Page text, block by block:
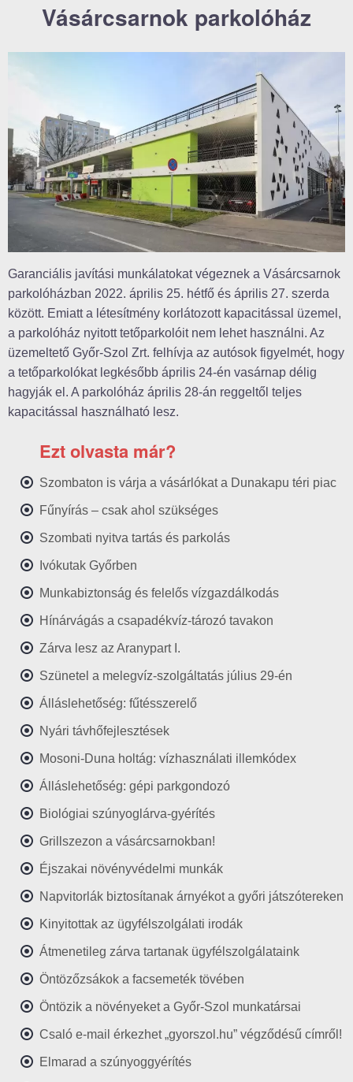
Vásárcsarnok parkolóház
Garanciális javítási munkálatokat végeznek a Vásárcsarnok
parkolóházban 2022. április 25. hétfő és április 27. szerda
között. Emiatt a létesítmény korlátozott kapacitással üzemel,
a parkolóház nyitott tetőparkolóit nem lehet használni. Az
üzemeltető Győr-Szol Zrt. felhívja az autósok figyelmét, hogy
a tetőparkolókat legkésőbb április 24-én vasárnap délig
hagyják el. A parkolóház április 28-án reggeltől teljes
kapacitással használható lesz.
Ezt olvasta már?
Szombaton is várja a vásárlókat a Dunakapu téri piac
Fűnyírás – csak ahol szükséges
Szombati nyitva tartás és parkolás
Ivókutak Győrben
Munkabiztonság és felelős vízgazdálkodás
Hínárvágás a csapadékvíz-tározó tavakon
Zárva lesz az Aranypart I.
Szünetel a melegvíz-szolgáltatás július 29-én
Álláslehetőség: fűtésszerelő
Nyári távhőfejlesztések
Mosoni-Duna holtág: vízhasználati illemkódex
Álláslehetőség: gépi parkgondozó
Biológiai szúnyoglárva-gyérítés
Grillszezon a vásárcsarnokban!
Éjszakai növényvédelmi munkák
Napvitorlák biztosítanak árnyékot a győri játszótereken
Kinyitottak az ügyfélszolgálati irodák
Átmenetileg zárva tartanak ügyfélszolgálataink
Öntözőzsákok a facsemeték tövében
Öntözik a növényeket a Győr-Szol munkatársai
Csaló e-mail érkezhet „gyorszol.hu” végződésű címről!
Elmarad a szúnyoggyérítés